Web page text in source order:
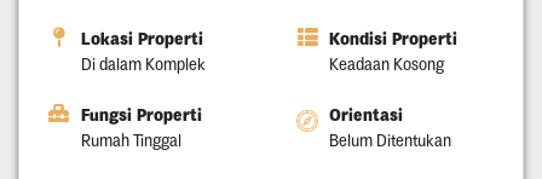
Lokasi Properti
Di dalam Komplek
Kondisi Properti
Keadaan Kosong
Fungsi Properti
Rumah Tinggal
Orientasi
Belum Ditentukan